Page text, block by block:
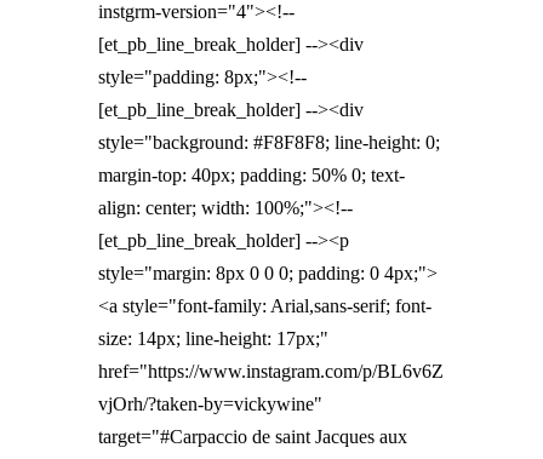
instgrm-version="4"><!--
[et_pb_line_break_holder] --><div
style="padding: 8px;"><!--
[et_pb_line_break_holder] --><div
style="background: #F8F8F8; line-height: 0;
margin-top: 40px; padding: 50% 0; text-
align: center; width: 100%;"><!--
[et_pb_line_break_holder] --><p
style="margin: 8px 0 0 0; padding: 0 4px;">
<a style="font-family: Arial,sans-serif; font-
size: 14px; line-height: 17px;"
href="https://www.instagram.com/p/BL6v6Z
vjOrh/?taken-by=vickywine"
target="#Carpaccio de saint Jacques aux